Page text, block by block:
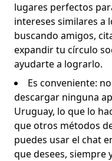
lugares perfectos
intereses similares a
buscando amigos,
expandir tu círculo
ayudarte a lograrlo.
Es conveniente:
descargar ninguna
Uruguay, lo que lo
que otros métodos
puedes usar el chat
que desees, siempre